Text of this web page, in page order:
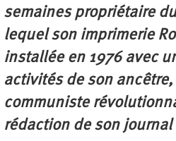
semaines propriétaire
lequel son imprimerie
installée en 1976 avec
activités de son ancêtre,
communiste
rédaction de son journal